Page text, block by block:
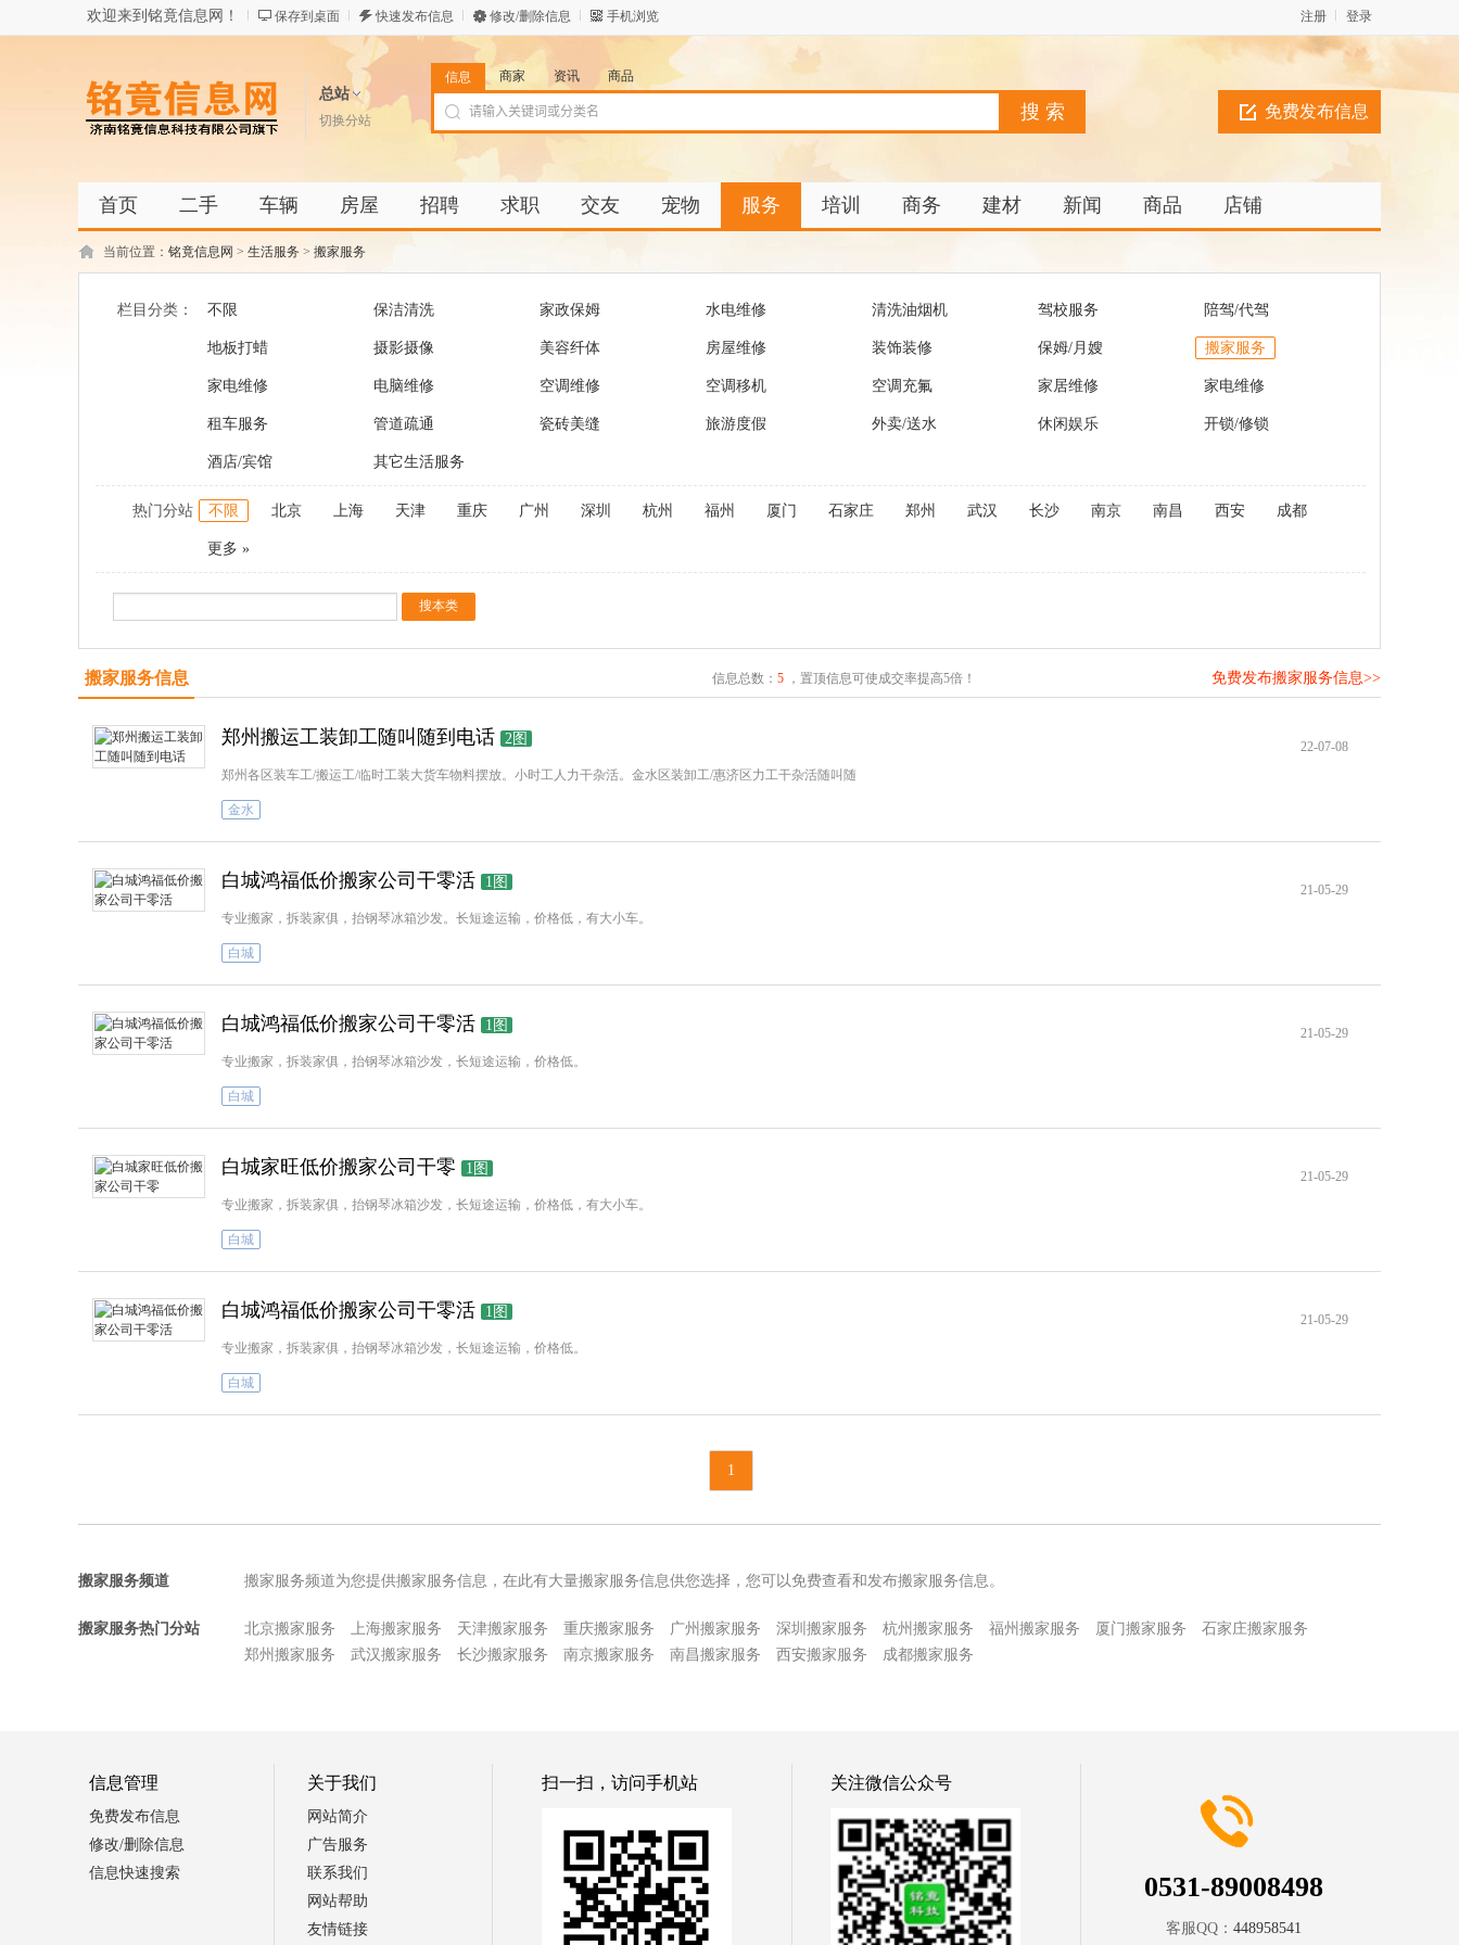
欢迎来到铭竟信息网！ 保存到桌面 快速发布信息 修改/删除信息 手机浏览 登录
注册
总站
切换分站 免费发布信息
信息 商家 资讯 商品
首页 二手 车辆 房屋 招聘 求职 交友 宠物 服务 培训 商务 建材 新闻 商品 店铺
当前位置： 铭竟信息网 > 生活服务 > 搬家服务
栏目分类： 不限 保洁清洗 家政保姆 水电维修 清洗油烟机 驾校服务 陪驾/代驾
地板打蜡 摄影摄像 美容纤体 房屋维修 装饰装修 保姆/月嫂 搬家服务
家电维修 电脑维修 空调维修 空调移机 空调充氟 家居维修 家电维修
租车服务 管道疏通 瓷砖美缝 旅游度假 外卖/送水 休闲娱乐 开锁/修锁
酒店/宾馆 其它生活服务
热门分站 不限 北京 上海 天津 重庆 广州 深圳 杭州 福州 厦门 石家庄 郑州 武汉 长沙 南京 南昌 西安 成都
更多 »
搬家服务信息 信息总数： 5，置顶信息可使成交率提高5倍！ 免费发布搬家服务信息>>
22-07-08
郑州搬运工装卸工随叫随到电话 2图
郑州各区装车工/搬运工/临时工装大货车物料摆放。小时工人力干杂活。金水区装卸工/惠济区力工干杂活随叫随
金水
21-05-29
白城鸿福低价搬家公司干零活 1图
专业搬家，拆装家俱，抬钢琴冰箱沙发。长短途运输，价格低，有大小车。
白城
21-05-29
白城鸿福低价搬家公司干零活 1图
专业搬家，拆装家俱，抬钢琴冰箱沙发，长短途运输，价格低。
白城
21-05-29
白城家旺低价搬家公司干零 1图
专业搬家，拆装家俱，抬钢琴冰箱沙发，长短途运输，价格低，有大小车。
白城
21-05-29
白城鸿福低价搬家公司干零活 1图
专业搬家，拆装家俱，抬钢琴冰箱沙发，长短途运输，价格低。
白城
1
搬家服务频道 搬家服务频道为您提供搬家服务信息，在此有大量搬家服务信息供您选择，您可以免费查看和发布搬家服务信息。
搬家服务热门分站 北京搬家服务 上海搬家服务 天津搬家服务 重庆搬家服务 广州搬家服务 深圳搬家服务 杭州搬家服务 福州搬家服务 厦门搬家服务
石家庄搬家服务
郑州搬家服务
武汉搬家服务 长沙搬家服务 南京搬家服务 南昌搬家服务 西安搬家服务 成都搬家服务
信息管理
免费发布信息
修改/删除信息
信息快速搜索
关于我们
网站简介
广告服务
联系我们
网站帮助
友情链接
扫一扫，访问手机站 关注微信公众号
0531-89008498
客服QQ： 448958541